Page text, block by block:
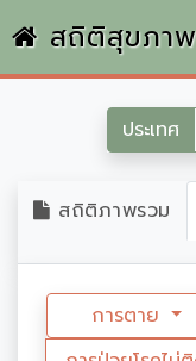
สถิติสุขภา
ประเทศ
สถิติภาพรวม
การตาย